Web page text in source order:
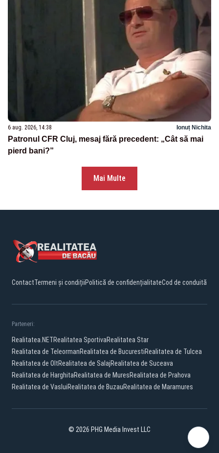
6 aug. 2026, 14:38 Ionuț Nichita
Patronul CFR Cluj, mesaj fără precedent: „Cât să mai
pierd bani?”
Mai Multe
ContactTermeni și condițiiPolitică de confidențialitateCod de conduită
Parteneri:
Realitatea.NETRealitatea SportivaRealitatea Star
Realitatea de TeleormanRealitatea de BucurestiRealitatea de Tulcea
Realitatea de OltRealitatea de SalajRealitatea de Suceava
Realitatea de HarghitaRealitatea de MuresRealitatea de Prahova
Realitatea de VasluiRealitatea de BuzauRealitatea de Maramures
© 2026 PHG Media Invest LLC